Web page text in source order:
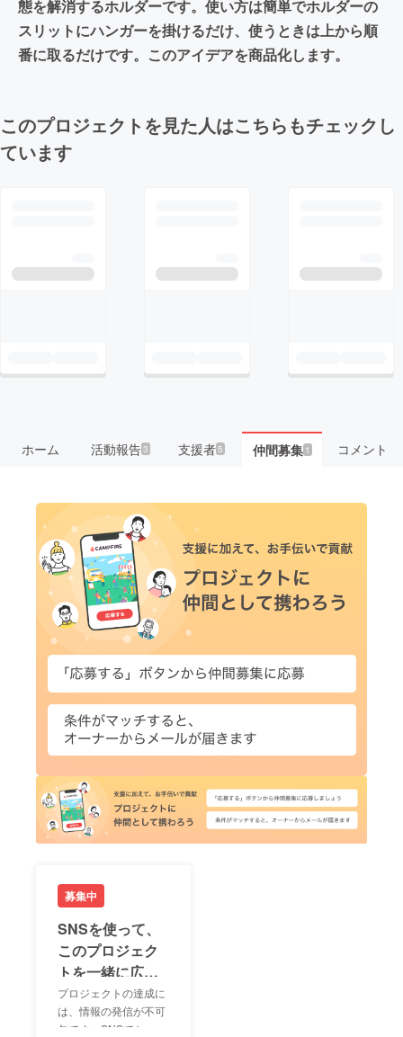
態を解消するホルダーです。使い方は簡単でホルダーの
スリットにハンガーを掛けるだけ、使うときは上から順
番に取るだけです。このアイデアを商品化します。
このプロジェクトを見た人はこちらもチェックし
ています
ホーム 活動報告3 支援者5 仲間募集 1 コメント
募集中
SNSを使って、
このプロジェク
トを一緒に広め
ましょう！
プロジェクトの達成に
は、情報の発信が不可
欠です。SNSでシェア